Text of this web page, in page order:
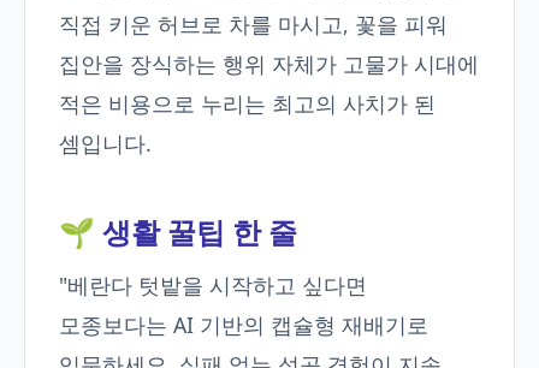
직접 키운 허브로 차를 마시고, 꽃을 피워
집안을 장식하는 행위 자체가 고물가 시대에
적은 비용으로 누리는 최고의 사치가 된
셈입니다.
🌱 생활 꿀팁 한 줄
"베란다 텃밭을 시작하고 싶다면
모종보다는 AI 기반의 캡슐형 재배기로